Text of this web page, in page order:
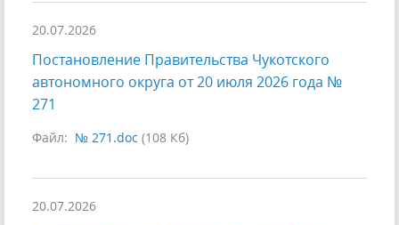
20.07.2026
Постановление Правительства Чукотского
автономного округа от 20 июля 2026 года №
271
Файл: № 271.doc (108 Кб)
20.07.2026